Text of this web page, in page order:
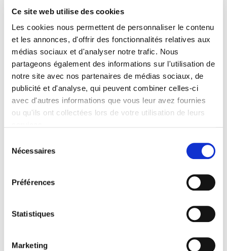
Ce site web utilise des cookies
Les cookies nous permettent de personnaliser le contenu
et les annonces, d'offrir des fonctionnalités relatives aux
médias sociaux et d'analyser notre trafic. Nous
partageons également des informations sur l'utilisation de
notre site avec nos partenaires de médias sociaux, de
publicité et d'analyse, qui peuvent combiner celles-ci
avec d'autres informations que vous leur avez fournies
ou qu'ils ont collectées lors de votre utilisation de leurs
Nécessaires
Préférences
Statistiques
Marketing
60 ans d'histoire du CEVIPOF